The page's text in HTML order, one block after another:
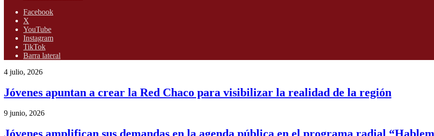
Facebook
X
YouTube
Instagram
TikTok
Barra lateral
4 julio, 2026
Jóvenes apuntan a crear la Red Chaco para visibilizar la realidad de la región
9 junio, 2026
Jóvenes amplifican sus demandas en la agenda pública en el programa radial